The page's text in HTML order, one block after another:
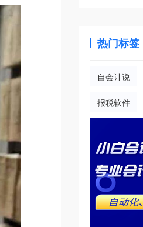
热门标签
自会计说
报税软件